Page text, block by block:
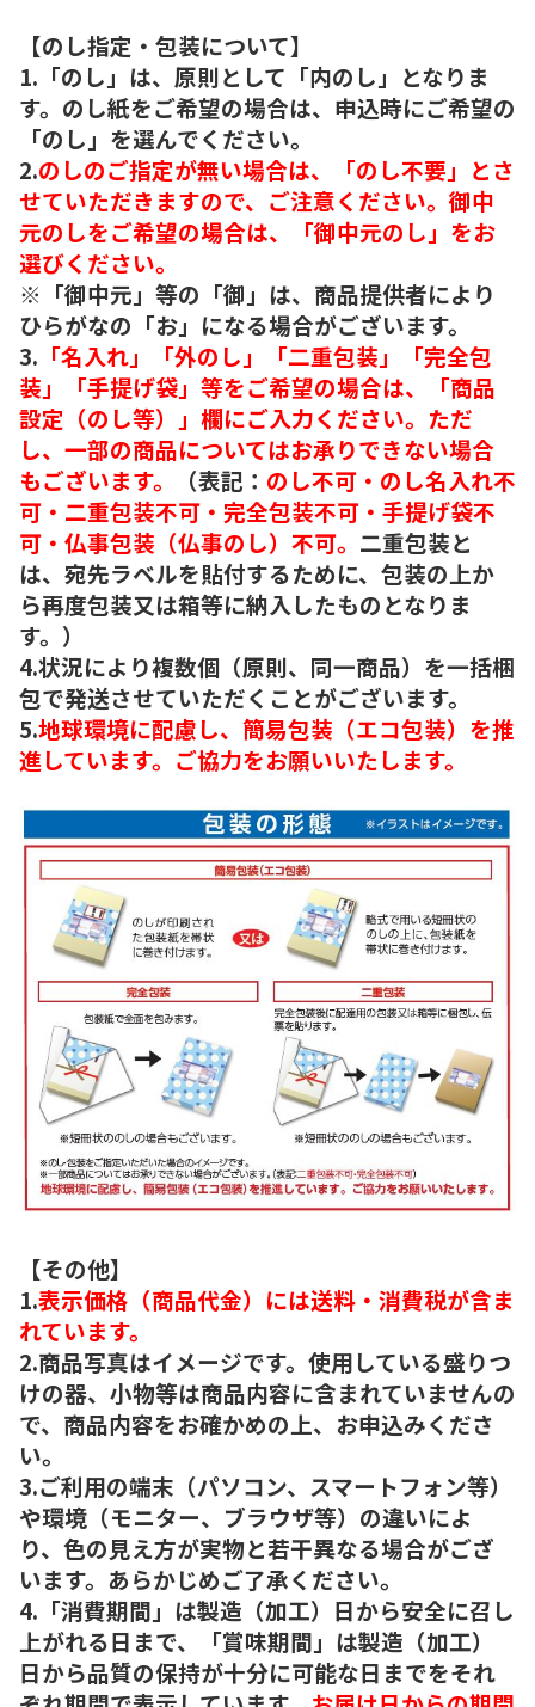
【のし指定・包装について】
1.「のし」は、原則として「内のし」となりま
す。のし紙をご希望の場合は、申込時にご希望の
「のし」を選んでください。
2.のしのご指定が無い場合は、「のし不要」とさ
せていただきますので、ご注意ください。御中
元のしをご希望の場合は、「御中元のし」をお
選びください。
※「御中元」等の「御」は、商品提供者により
ひらがなの「お」になる場合がございます。
3. 「名入れ」「外のし」「二重包装」「完全包
装」「手提げ袋」等をご希望の場合は、「商品
設定（のし等）」欄にご入力ください。ただ
し、一部の商品についてはお承りできない場合
もございます。
（表記： のし不可・のし名入れ不
可・二重包装不可・完全包装不可・手提げ袋不
可・仏事包装（仏事のし）不可。 二重包装と
は、宛先ラベルを貼付するために、包装の上か
ら再度包装又は箱等に納入したものとなりま
す。）
4.状況により複数個（原則、同一商品）を一括梱
包で発送させていただくことがございます。
5.地球環境に配慮し、簡易包装（エコ包装）を推
進しています。ご協力をお願いいたします。
【その他】
1.表示価格（商品代金）には送料・消費税が含ま
れています。
2.商品写真はイメージです。使用している盛りつ
けの器、小物等は商品内容に含まれていませんの
で、商品内容をお確かめの上、お申込みくださ
い。
3.ご利用の端末（パソコン、スマートフォン等）
や環境（モニター、ブラウザ等）の違いによ
り、色の見え方が実物と若干異なる場合がござ
います。あらかじめご了承ください。
4.「消費期間」は製造（加工）日から安全に召し
上がれる日まで、「賞味期間」は製造（加工）
日から品質の保持が十分に可能な日までをそれ